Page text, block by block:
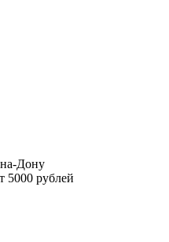
на-Дону
5000 рублей